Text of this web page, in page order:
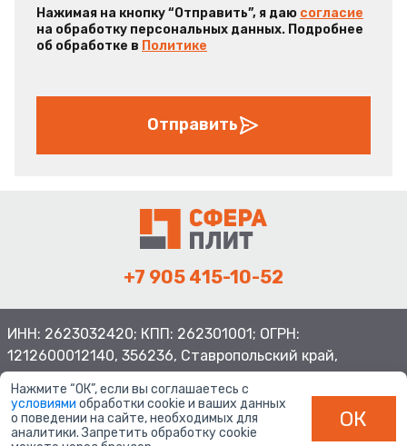
Нажимая на кнопку “Отправить”, я даю согласие
на обработку персональных данных. Подробнее
об обработке в Политике
Отправить
+7 905 415-10-52
ИНН: 2623032420; КПП: 262301001; ОГРН:
1212600012140, 356236, Ставропольский край,
Нажмите “ОК”, если вы соглашаетесь с
условиями обработки cookie и ваших данных
о поведении на сайте, необходимых для
аналитики. Запретить обработку cookie
ОК